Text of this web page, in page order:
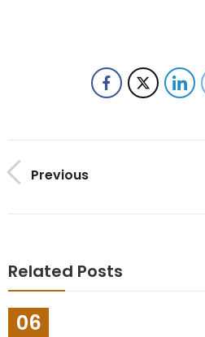
Previous
Related Posts
06